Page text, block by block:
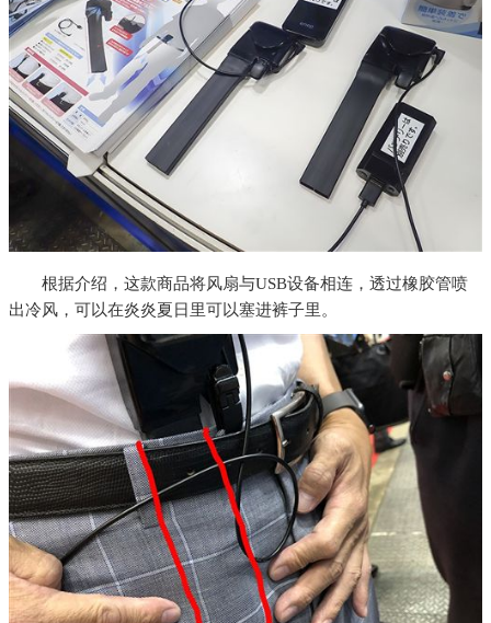
根据介绍，这款商品将风扇与USB设备相连，透过橡胶管喷
出冷风，可以在炎炎夏日里可以塞进裤子里。